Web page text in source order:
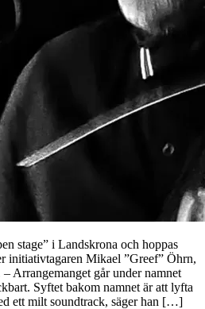
stage” i Landskrona och hoppas
initiativtagaren Mikael ”Greef” Öhrn,
Arrangemanget går under namnet
Syftet bakom namnet är att lyfta
ett milt soundtrack, säger han […]